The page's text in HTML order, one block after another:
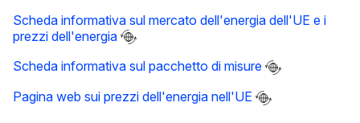
Scheda informativa sul mercato dell'energia dell'UE e i
prezzi dell'energia
Scheda informativa sul pacchetto di misure
Pagina web sui prezzi dell'energia nell'UE